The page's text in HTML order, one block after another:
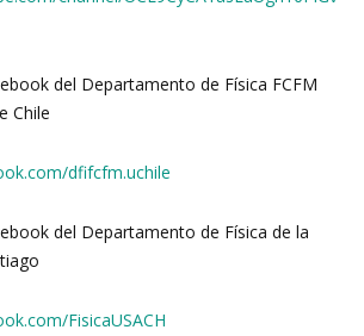
del Departamento de Física FCFM
Chile
dfifcfm.uchile
del Departamento de Física de la
FisicaUSACH